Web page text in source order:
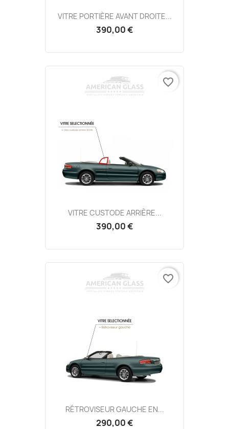
VITRE PORTIÈRE AVANT DROITE...
390,00 €
VITRE CUSTODE ARRIÈRE...
390,00 €
favorite_border
RÉTROVISEUR GAUCHE EN...
290,00 €
favorite_border